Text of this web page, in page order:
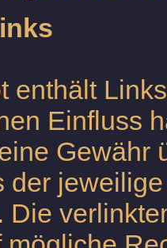
enthält
Einfluss
Gewähr
der
Die